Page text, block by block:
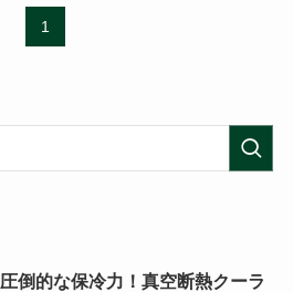
1
圧倒的な保冷力！真空断熱クーラ